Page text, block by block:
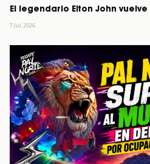
El legendario Elton John
7 Jul, 2026